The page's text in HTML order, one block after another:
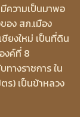
ความเป็นมาพอ
อง สภ.เมือง
ยงใหม่ เป็นที่ดิน
งค์ที่ 8
างราชการ ใน
ร) เป็นข้าหลวง